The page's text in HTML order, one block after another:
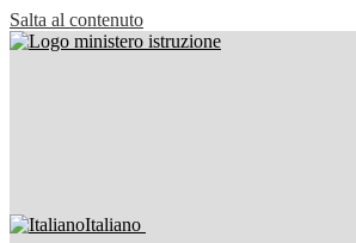
Salta al contenuto
Italiano